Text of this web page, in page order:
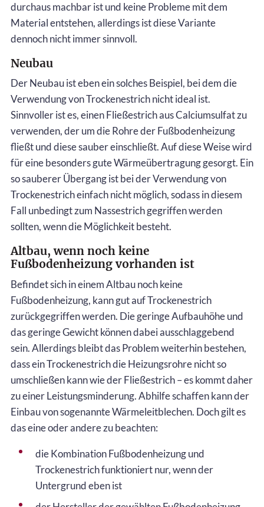
durchaus machbar ist und keine Probleme mit dem
Material entstehen, allerdings ist diese Variante
dennoch nicht immer sinnvoll.
Neubau
Der Neubau ist eben ein solches Beispiel, bei dem die
Verwendung von Trockenestrich nicht ideal ist.
Sinnvoller ist es, einen Fließestrich aus Calciumsulfat zu
verwenden, der um die Rohre der Fußbodenheizung
fließt und diese sauber einschließt. Auf diese Weise wird
für eine besonders gute Wärmeübertragung gesorgt. Ein
so sauberer Übergang ist bei der Verwendung von
Trockenestrich einfach nicht möglich, sodass in diesem
Fall unbedingt zum Nassestrich gegriffen werden
sollten, wenn die Möglichkeit besteht.
Altbau, wenn noch keine
Fußbodenheizung vorhanden ist
Befindet sich in einem Altbau noch keine
Fußbodenheizung, kann gut auf Trockenestrich
zurückgegriffen werden. Die geringe Aufbauhöhe und
das geringe Gewicht können dabei ausschlaggebend
sein. Allerdings bleibt das Problem weiterhin bestehen,
dass ein Trockenestrich die Heizungsrohre nicht so
umschließen kann wie der Fließestrich – es kommt daher
zu einer Leistungsminderung. Abhilfe schaffen kann der
Einbau von sogenannte Wärmeleitblechen. Doch gilt es
das eine oder andere zu beachten:
die Kombination Fußbodenheizung und
Trockenestrich funktioniert nur, wenn der
Untergrund eben ist